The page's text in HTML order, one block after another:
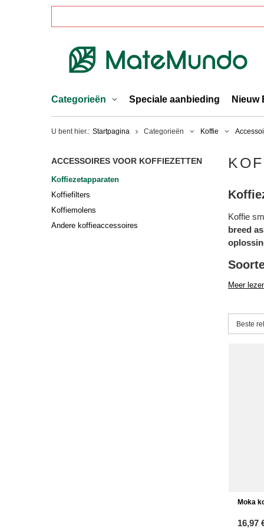
Categorieën Speciale aanbieding Nieuw
U bent hier.: Startpagina Categorieën Koffie
ACCESSOIRES VOOR KOFFIEZETTEN
Koffiezetapparaten
Koffiefilters
Koffiemolens
Andere koffieaccessoires
Koffie
breed
Meer
Beste
Moka
16,97